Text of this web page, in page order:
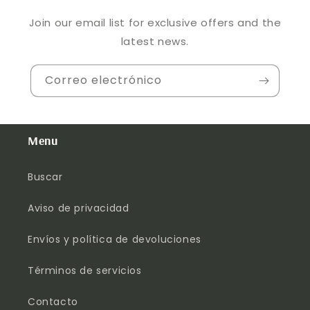
Join our email list for exclusive offers and the
latest news.
Correo electrónico
Menu
Buscar
Aviso de privacidad
Envíos y política de devoluciones
Términos de servicios
Contacto